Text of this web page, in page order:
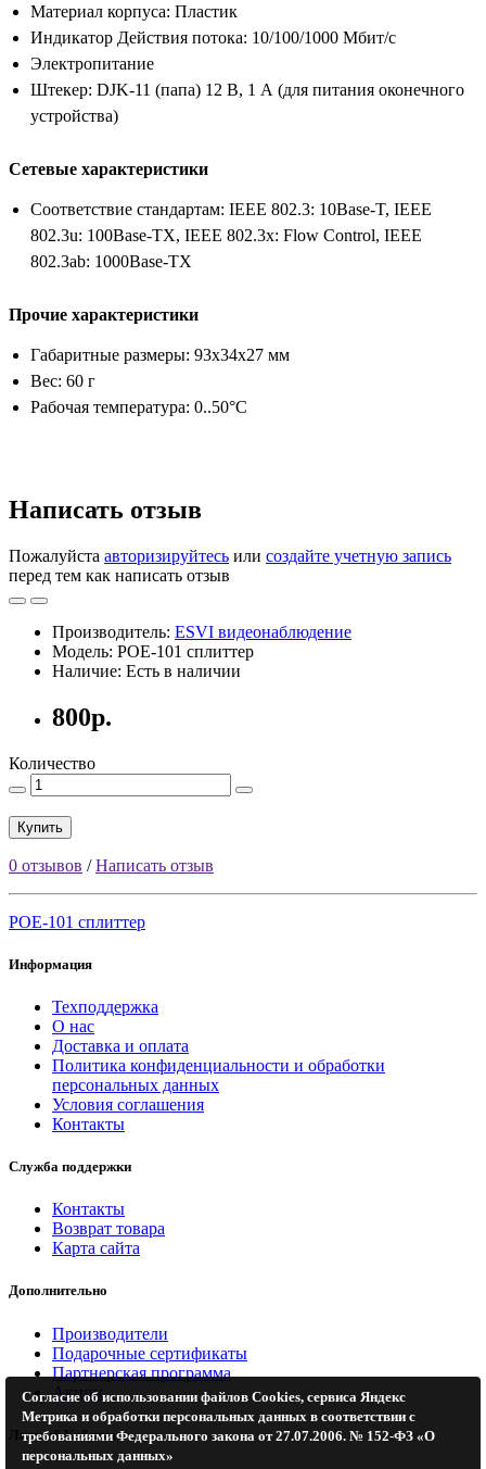
Материал корпуса: Пластик
Индикатор Действия потока: 10/100/1000 Мбит/с
Электропитание
Штекер: DJK-11 (папа) 12 В, 1 А (для питания оконечного
устройства)
Сетевые характеристики
Соответствие стандартам: IEEE 802.3: 10Base-T, IEEE
802.3u: 100Base-TX, IEEE 802.3x: Flow Control, IEEE
802.3ab: 1000Base-TX
Прочие характеристики
Габаритные размеры: 93x34x27 мм
Вес: 60 г
Рабочая температура: 0..50°С
Написать отзыв
Пожалуйста авторизируйтесь или создайте учетную запись
перед тем как написать отзыв
Производитель: ESVI видеонаблюдение
Модель: POE-101 cплиттер
Наличие: Есть в наличии
800р.
Количество
Купить
0 отзывов /Написать отзыв
POE-101 cплиттер
Информация
Техподдержка
О нас
Доставка и оплата
Политика конфиденциальности и обработки
персональных данных
Условия соглашения
Контакты
Служба поддержки
Контакты
Возврат товара
Карта сайта
Дополнительно
Производители
Подарочные сертификаты
Партнерская программа
Акции
Личный Кабинет
Согласие об использовании файлов Cookies, сервиса Яндекс
Метрика и обработки персональных данных в соответствии с
требованиями Федерального закона от 27.07.2006. № 152-ФЗ «О
персональных данных»